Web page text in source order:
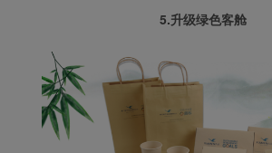
5.升级绿色客舱